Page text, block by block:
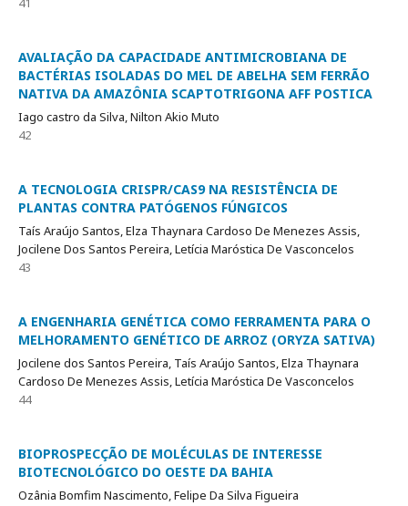
AVALIAÇÃO DA CAPACIDADE ANTIMICROBIANA DE
BACTÉRIAS ISOLADAS DO MEL DE ABELHA SEM FERRÃO
NATIVA DA AMAZÔNIA SCAPTOTRIGONA AFF POSTICA
Iago castro da Silva, Nilton Akio Muto
42
A TECNOLOGIA CRISPR/CAS9 NA RESISTÊNCIA DE
PLANTAS CONTRA PATÓGENOS FÚNGICOS
Taís Araújo Santos, Elza Thaynara Cardoso De Menezes Assis,
Jocilene Dos Santos Pereira, Letícia Maróstica De Vasconcelos
43
A ENGENHARIA GENÉTICA COMO FERRAMENTA PARA O
MELHORAMENTO GENÉTICO DE ARROZ (ORYZA SATIVA)
Jocilene dos Santos Pereira, Taís Araújo Santos, Elza Thaynara
Cardoso De Menezes Assis, Letícia Maróstica De Vasconcelos
44
BIOPROSPECÇÃO DE MOLÉCULAS DE INTERESSE
BIOTECNOLÓGICO DO OESTE DA BAHIA
Ozânia Bomfim Nascimento, Felipe Da Silva Figueira